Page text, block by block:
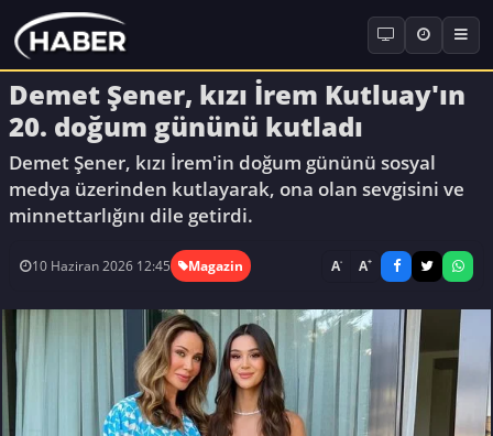
Demet Şener, kızı İrem Kutluay'ın
20. doğum gününü kutladı
Demet Şener, kızı İrem'in doğum gününü sosyal
medya üzerinden kutlayarak, ona olan sevgisini ve
minnettarlığını dile getirdi.
10 Haziran 2026 12:45 Magazin A- A+